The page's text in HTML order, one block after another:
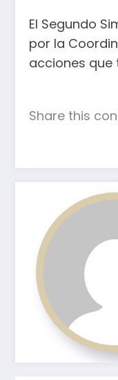
El Segundo
por la
acciones que
Share this